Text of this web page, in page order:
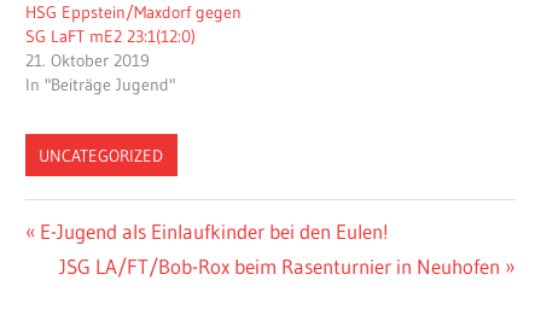
HSG Eppstein/Maxdorf gegen
SG LaFT mE2 23:1(12:0)
21. Oktober 2019
In "Beiträge Jugend"
UNCATEGORIZED
Beitragsnavigation
Vorheriger
Beitrag:
E-Jugend als Einlaufkinder bei den Eulen!
Nächster
JSG LA/FT/Bob-Rox beim Rasenturnier in Neuhofen